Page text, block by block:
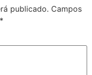
publicado. Campos
*